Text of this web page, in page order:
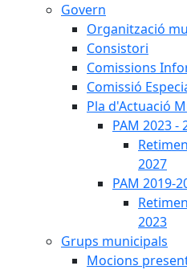
Govern
Organització
Consistori
Comissions
Comissió
Pla d'Actuació
PAM 2023 -
2027
PAM 2019-
2023
Grups municipals
Mocions